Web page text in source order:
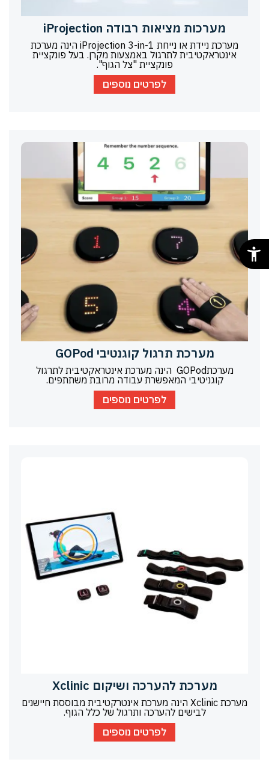
מערכות מציאות רבודה iProjection
מערכת ניידת או נייחת iProjection 3-in-1 הינה מערכת
אינטראקטיבית לתרגול באמצעות מקרן. בעל פונקציית
פונקציית "צל הגוף".
לפרטים נוספים
מערכת תרגול קוגנטיבי GOPod
מערכתGOPod הינה מערכת אינטראקטיבית לתרגול
קוגניטיבי המאפשרת עבודה מרובת משתתפים.
לפרטים נוספים
מערכת להערכה ושיקום Xclinic
מערכת Xclinic הינה מערכת אינטרקטיבית מבוססת חיישנים
לבישים להערכה ותרגול של כלל הגוף.
לפרטים נוספים